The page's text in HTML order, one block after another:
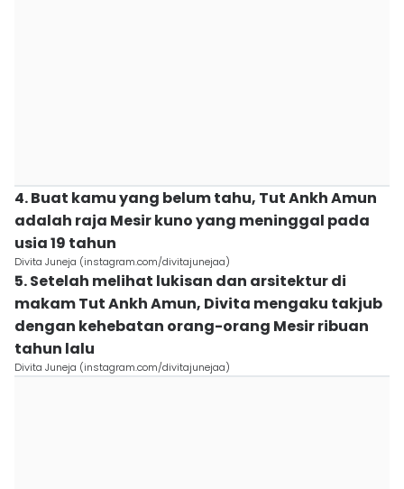
4. Buat kamu yang belum tahu, Tut Ankh Amun
adalah raja Mesir kuno yang meninggal pada
usia 19 tahun
Divita Juneja (instagram.com/divitajunejaa)
5. Setelah melihat lukisan dan arsitektur di
makam Tut Ankh Amun, Divita mengaku takjub
dengan kehebatan orang-orang Mesir ribuan
tahun lalu
Divita Juneja (instagram.com/divitajunejaa)